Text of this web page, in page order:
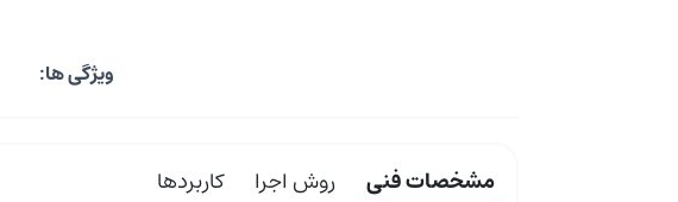
ویژگی ها:
مشخصات فنی روش اجرا کاربردها